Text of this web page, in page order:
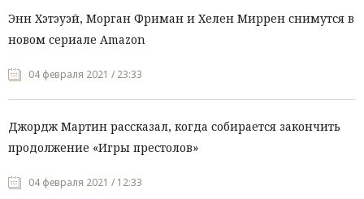
Энн Хэтэуэй, Морган Фриман и Хелен Миррен снимутся в
новом сериале Amazon
04 февраля 2021 / 23:33
Джордж Мартин рассказал, когда собирается закончить
продолжение «Игры престолов»
04 февраля 2021 / 12:33